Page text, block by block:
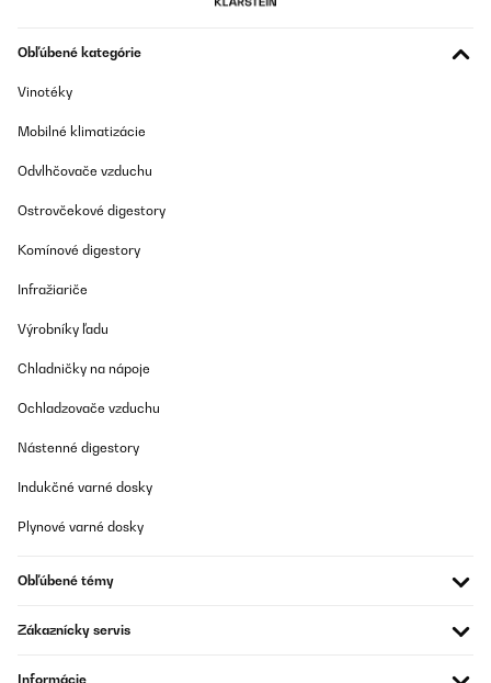
Impastatrice davvero potente e versatile. La ciotola da 5 litri
motore da 1800 W garantisce una lavorazione uniforme anche
con impasti più duri. Le 6 velocità sono perfette per adattarsi a
frullatore, che la rendono una vera stazione completa per la
regalo!
Utente Amazon
Preis. Absolut super schnelle Lieferung ( Montag bestell, Dienstag
Je les acheté ici il y a 2 ans, il est génial.
Utilisateur d'Amazon
OVERENÁ KONTROLA
Obľúbené kategórie
Vinotéky
Mobilné klimatizácie
Odvlhčovače vzduchu
Ostrovčekové digestory
Komínové digestory
Infražiariče
Výrobníky ľadu
Chladničky na nápoje
Ochladzovače vzduchu
Nástenné digestory
Indukčné varné dosky
Plynové varné dosky
Obľúbené témy
Zákaznícky servis
Informácie